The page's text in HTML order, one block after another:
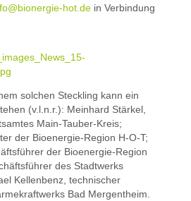
hot.de in Verbindung
solchen Steckling kann ein
(v.l.n.r.): Meinhard Stärkel,
Main-Tauber-Kreis;
der Bioenergie-Region H-O-T;
der Bioenergie-Region
des Stadtwerks
Kellenbenz, technischer
Bad Mergentheim.